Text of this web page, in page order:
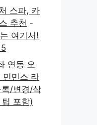
스파, 카
추천 -
여기서!
연동 오
민민스 라
/변경/삭
포함)